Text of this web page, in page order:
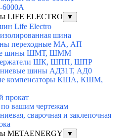
6000A
LIFE ELECTRO
▼
Life Electro
шина
переходные МА, АП
шины ШМТ, ШММ
ШК, ШПП, ШПР
шины АД31Т, АД0
компенсаторы КША, КШМ,
прокат
по вашим чертежам
cварочная и заклепочная
METAENERGY
▼